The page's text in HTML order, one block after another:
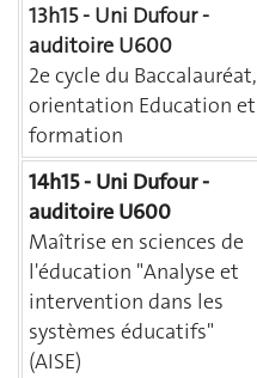
13h15 - Uni Dufour -
auditoire U600
2e cycle du Baccalauréat,
orientation Education et
formation
14h15 - Uni Dufour -
auditoire U600
Maîtrise en sciences de
l'éducation "Analyse et
intervention dans les
systèmes éducatifs"
(AISE)